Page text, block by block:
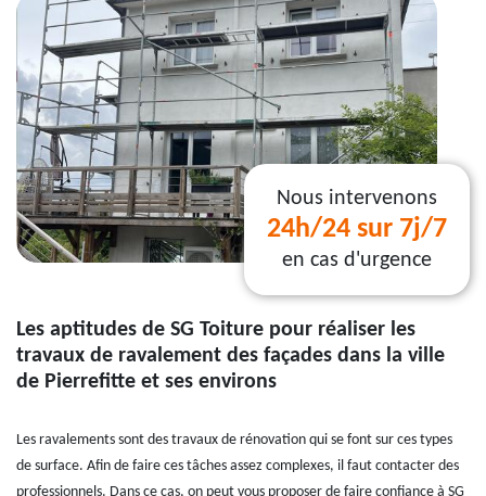
Nous intervenons
24h/24 sur 7j/7
en cas d'urgence
Les aptitudes de SG Toiture pour réaliser les
travaux de ravalement des façades dans la ville
de Pierrefitte et ses environs
Les ravalements sont des travaux de rénovation qui se font sur ces types
de surface. Afin de faire ces tâches assez complexes, il faut contacter des
professionnels. Dans ce cas, on peut vous proposer de faire confiance à SG